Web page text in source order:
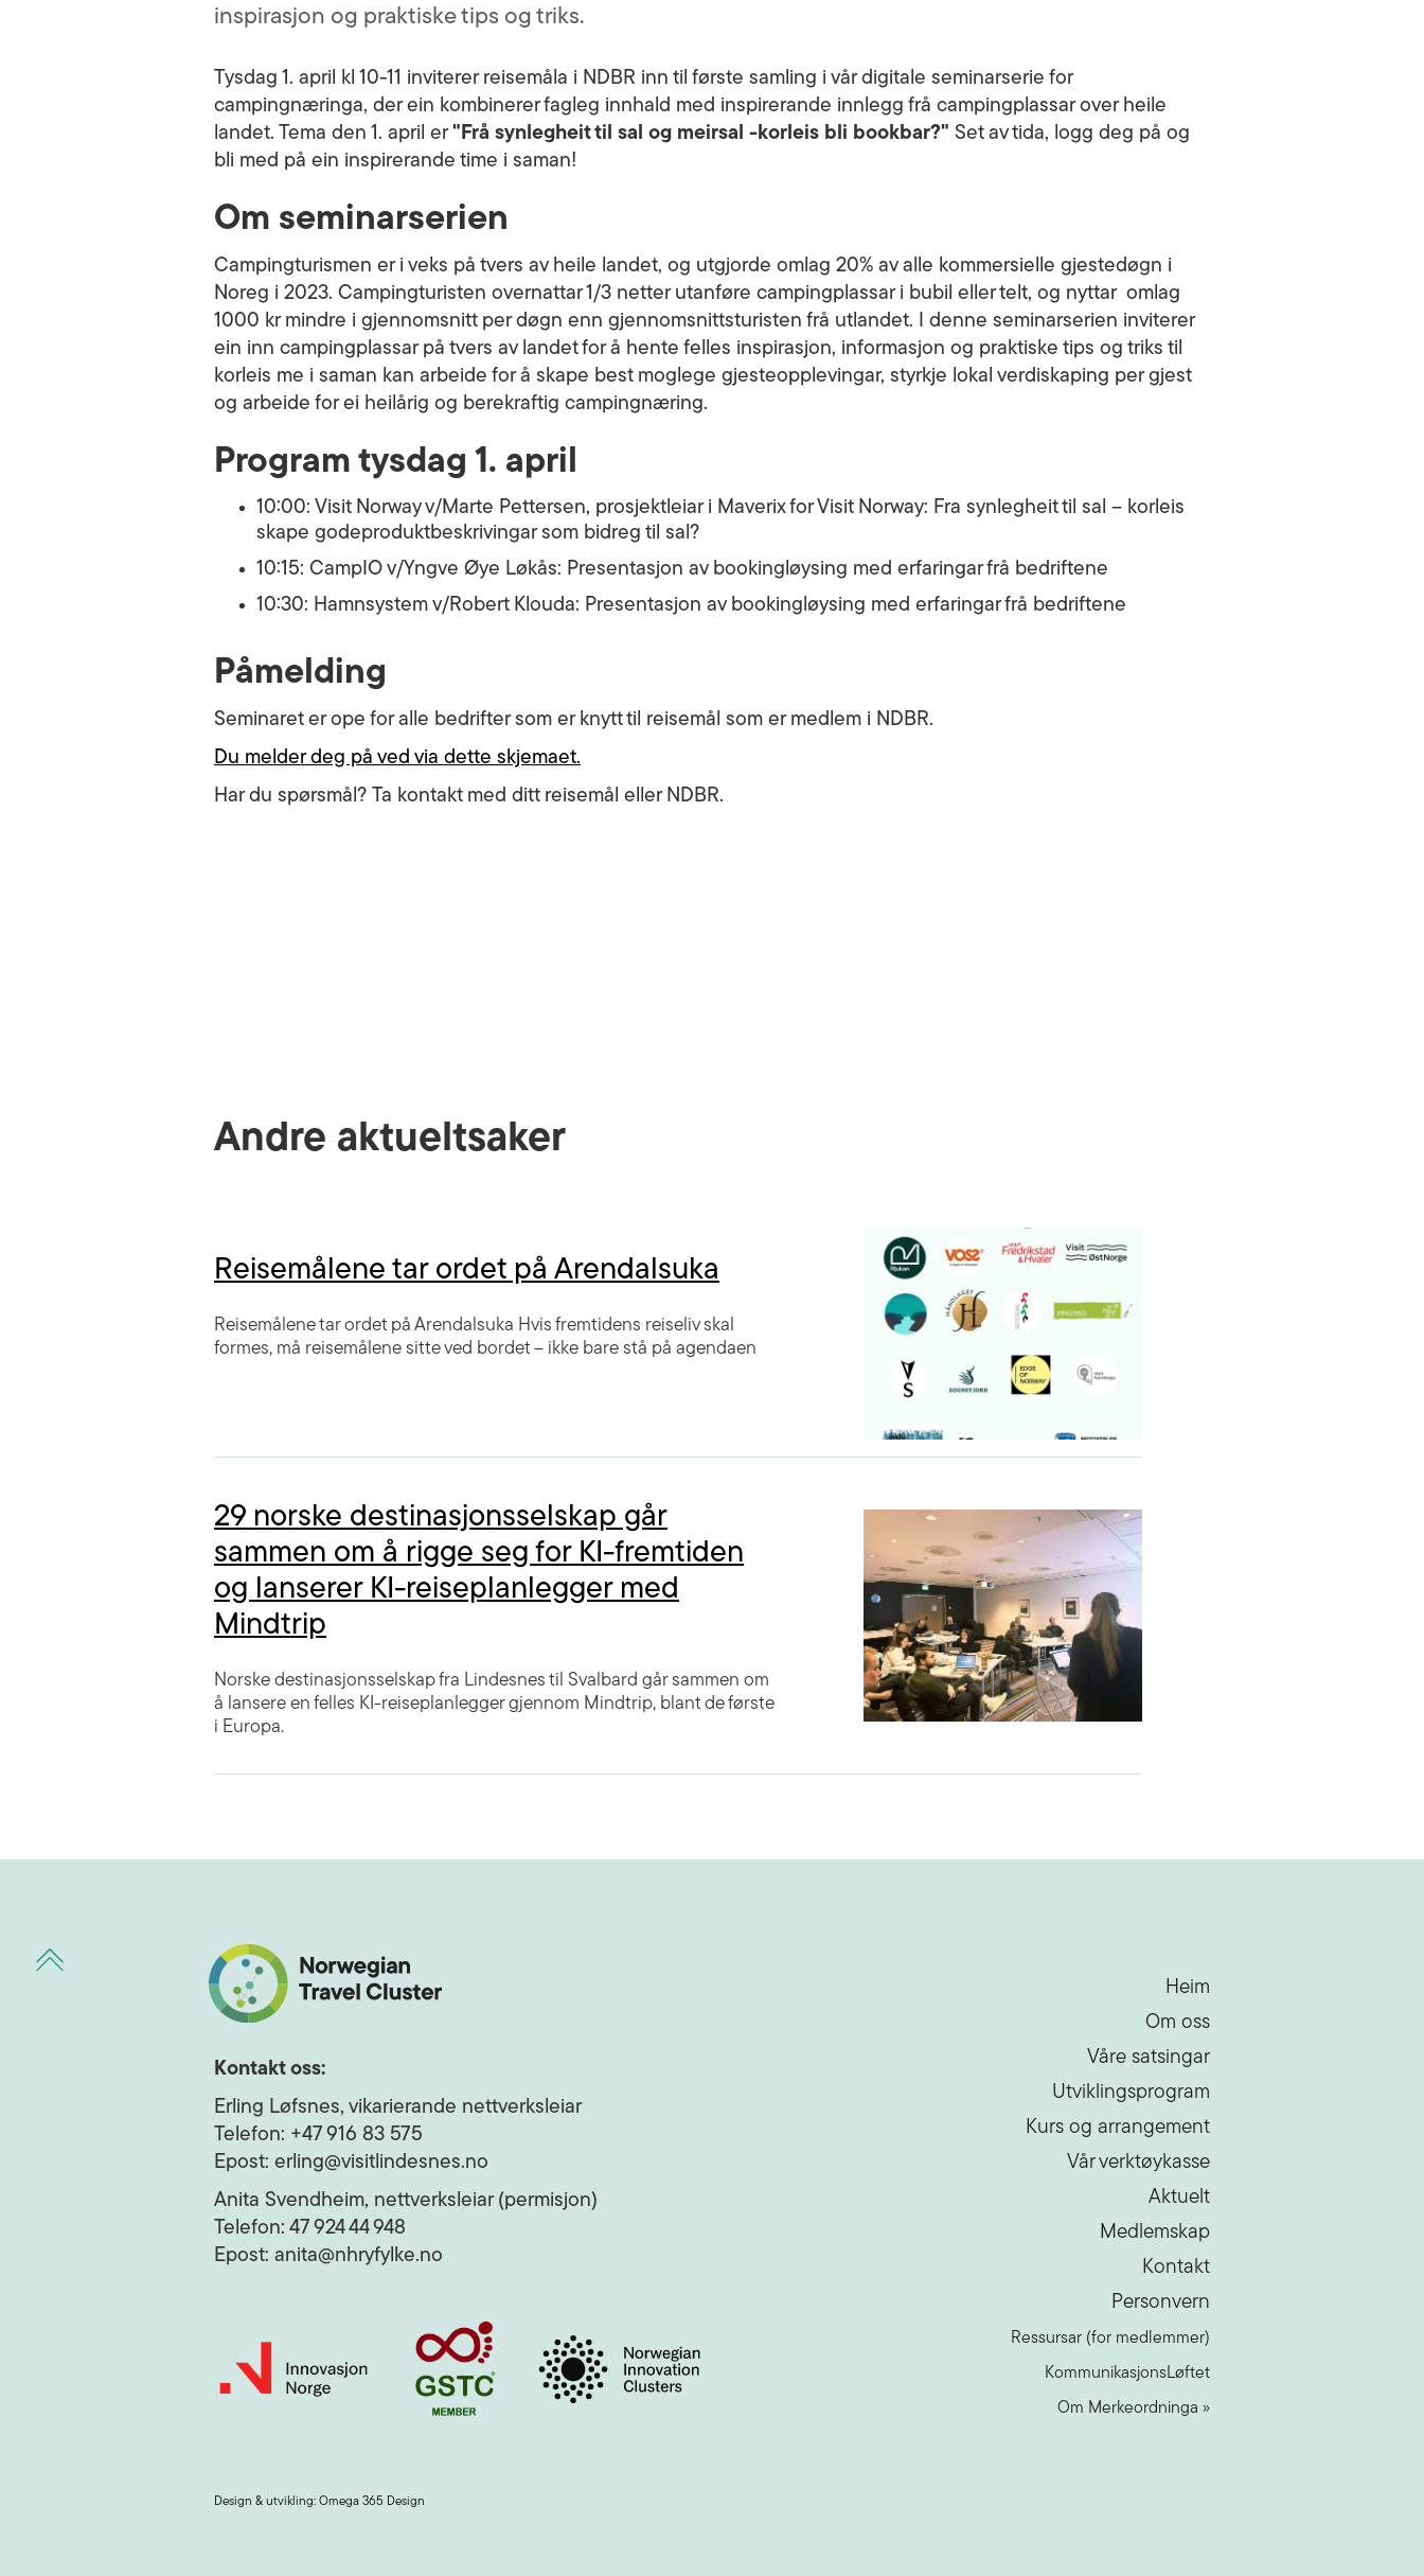
inspirasjon og praktiske tips og triks.
Tysdag 1. april kl 10-11 inviterer reisemåla i NDBR inn til første samling i vår digitale seminarserie for
campingnæringa, der ein kombinerer fagleg innhald med inspirerande innlegg frå campingplassar over heile
landet. Tema den 1. april er"Frå synlegheit til sal og meirsal -korleis bli bookbar?" Set av tida, logg deg på og
bli med på ein inspirerande time i saman!
Om seminarserien
Campingturismen er i veks på tvers av heile landet, og utgjorde omlag 20% av alle kommersielle gjestedøgn i
Noreg i 2023. Campingturisten overnattar 1/3 netter utanføre campingplassar i bubil eller telt, og nyttar omlag
1000 kr mindre i gjennomsnitt per døgn enn gjennomsnittsturisten frå utlandet. I denne seminarserien inviterer
ein inn campingplassar på tvers av landet for å hente felles inspirasjon, informasjon og praktiske tips og triks til
korleis me i saman kan arbeide for å skape best moglege gjesteopplevingar, styrkje lokal verdiskaping per gjest
og arbeide for ei heilårig og berekraftig campingnæring.
Program tysdag 1. april
10:00: Visit Norway v/Marte Pettersen, prosjektleiar i Maverix for Visit Norway: Fra synlegheit til sal – korleis
skape godeproduktbeskrivingar som bidreg til sal?
10:15: CampIO v/Yngve Øye Løkås: Presentasjon av bookingløysing med erfaringar frå bedriftene
10:30: Hamnsystem v/Robert Klouda: Presentasjon av bookingløysing med erfaringar frå bedriftene
Påmelding
Seminaret er ope for alle bedrifter som er knytt til reisemål som er medlem i NDBR.
Du melder deg på ved via dette skjemaet.
Har du spørsmål? Ta kontakt med ditt reisemål eller NDBR.
Andre aktueltsaker
Reisemålene tar ordet på Arendalsuka
Reisemålene tar ordet på Arendalsuka Hvis fremtidens reiseliv skal
formes, må reisemålene sitte ved bordet – ikke bare stå på agendaen
29 norske destinasjonsselskap går
sammen om å rigge seg for KI-fremtiden
og lanserer KI-reiseplanlegger med
Mindtrip
Norske destinasjonsselskap fra Lindesnes til Svalbard går sammen om
å lansere en felles KI-reiseplanlegger gjennom Mindtrip, blant de første
i Europa.
Kontakt oss:
Erling Løfsnes, vikarierande nettverksleiar
Telefon: +47 916 83 575
Epost: erling@visitlindesnes.no
Anita Svendheim, nettverksleiar (permisjon)
Telefon: 47 924 44 948
Epost: anita@nhryfylke.no
Heim
Om oss
Våre satsingar
Utviklingsprogram
Kurs og arrangement
Vår verktøykasse
Aktuelt
Medlemskap
Kontakt
Personvern
Ressursar (for medlemmer)
KommunikasjonsLøftet
Om Merkeordninga »
Design & utvikling: Omega 365 Design